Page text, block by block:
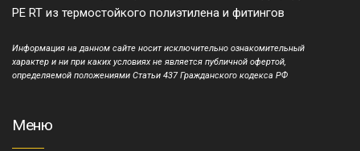
PE RT из термостойкого полиэтилена и фитингов
Информация на данном сайте носит исключительно ознакомительный
характер и ни при каких условиях не является публичной офертой,
определяемой положениями Статьи 437 Гражданского кодекса РФ
Меню